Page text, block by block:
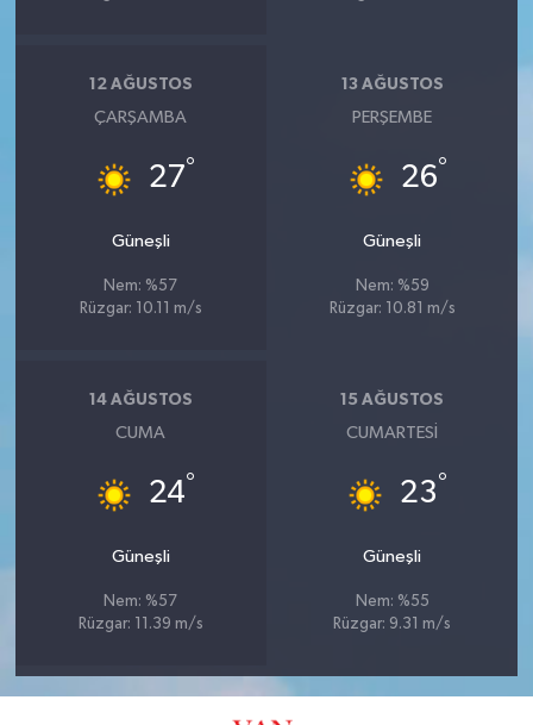
12 AĞUSTOS
ÇARŞAMBA
27°
Güneşli
Nem: %57
Rüzgar: 10.11 m/s
13 AĞUSTOS
PERŞEMBE
26°
Güneşli
Nem: %59
Rüzgar: 10.81 m/s
14 AĞUSTOS
CUMA
24°
Güneşli
Nem: %57
Rüzgar: 11.39 m/s
15 AĞUSTOS
CUMARTESI
23°
Güneşli
Nem: %55
Rüzgar: 9.31 m/s